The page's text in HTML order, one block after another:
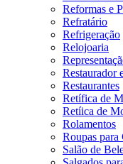
Reformas e
Refratário
Refrigeração
Relojoaria
Restaurador
Restaurantes
Retífica de
Retíica de
Rolamentos
Roupas para
Salão de